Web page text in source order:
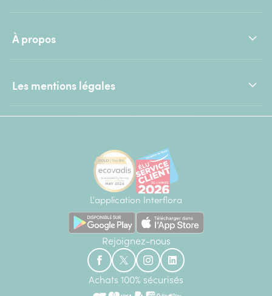
À propos
Les mentions légales
L'application Interflora
Rejoignez-nous
Achats 100% sécurisés